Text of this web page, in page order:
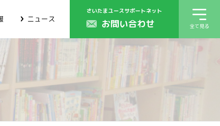
ニュース
さいたまユースサポートネット
お問い合わせ 全て見る